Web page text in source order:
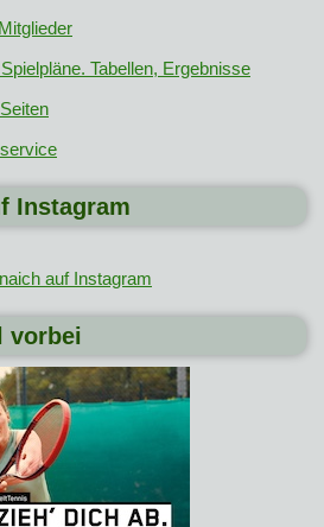
Tabellen, Ergebnisse
Instagram
auf Instagram
vorbei